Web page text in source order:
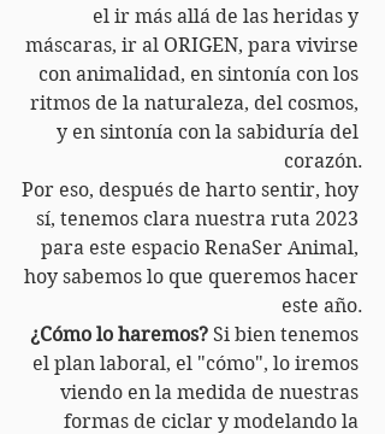
el ir más allá de las heridas y
máscaras, ir al ORIGEN, para vivirse
con animalidad, en sintonía con los
ritmos de la naturaleza, del cosmos,
y en sintonía con la sabiduría del
corazón.
Por eso, después de harto sentir, hoy
sí, tenemos clara nuestra ruta 2023
para este espacio RenaSer Animal,
hoy sabemos lo que queremos hacer
este año.
¿Cómo lo haremos? Si bien tenemos
el plan laboral, el "cómo", lo iremos
viendo en la medida de nuestras
formas de ciclar y modelando la